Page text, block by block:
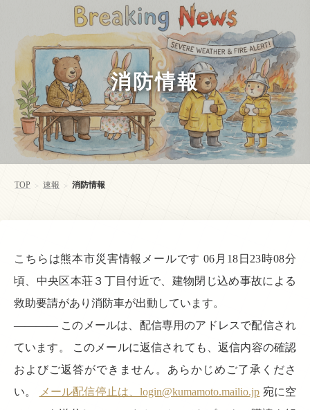
消防情報
TOP > 速報 > 消防情報
こちらは熊本市災害情報メールです 06月18日23時08分
頃、中央区本荘３丁目付近で、建物閉じ込め事故による
救助要請があり消防車が出動しています。
———— このメールは、配信専用のアドレスで配信され
ています。 このメールに返信されても、返信内容の確認
およびご返答ができません。あらかじめご了承くださ
い。
メール配信停止は、login@kumamoto.mailio.jp 宛に空